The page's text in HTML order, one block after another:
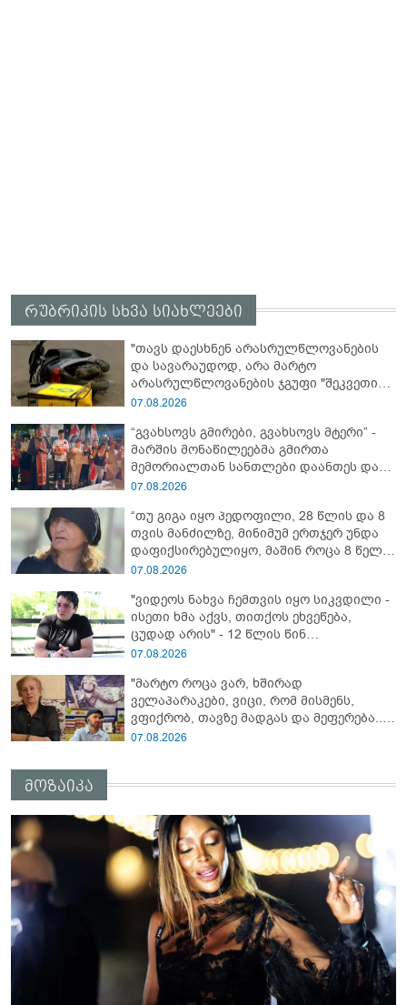
რუბრიკის სხვა სიახლეები
"თავს დაესხნენ არასრულწლოვანების
და სავარაუდოდ, არა მარტო
არასრულწლოვანების ჯგუფი "შეკვეთის
მიტანისას, "გლოვოს" კურიერია
ადვოკატი?
07.08.2026
“გვახსოვს გმირები, გვახსოვს მტერი” -
მარშის მონაწილეებმა გმირთა
მემორიალთან სანთლები დაანთეს და
გმირების ხსოვნას პატივი მიაგეს
07.08.2026
“თუ გიგა იყო პედოფილი, 28 წლის და 8
თვის მანძილზე, მინიმუმ ერთჯერ უნდა
დაფიქსირებულიყო, მაშინ როცა 8 წელი
ამზადებდა მოსწავლეებს! - იპოვონ ერთი
ავიწროებდა” - ეკა კუპატაძე
07.08.2026
"ვიდეოს ნახვა ჩემთვის იყო სიკვდილი -
ისეთი ხმა აქვს, თითქოს ეხვეწება,
ცუდად არის" - 12 წლის წინ
გაუჩინარებული ბიჭის დედა
კომენტარს აკეთებს
07.08.2026
"მარტო როცა ვარ, ხშირად
ველაპარაკები, ვიცი, რომ მისმენს,
ვფიქრობ, თავზე მადგას და მეფერება...“
- გიორგი კეკელიძე გმირი ანწუხელიძის
07.08.2026
მოზაიკა